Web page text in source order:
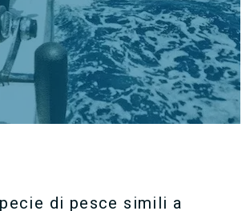
di pesce simili a